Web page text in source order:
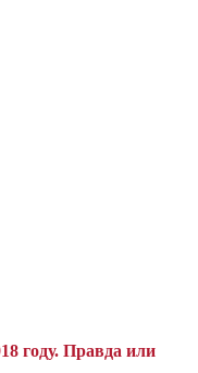
году. Правда или